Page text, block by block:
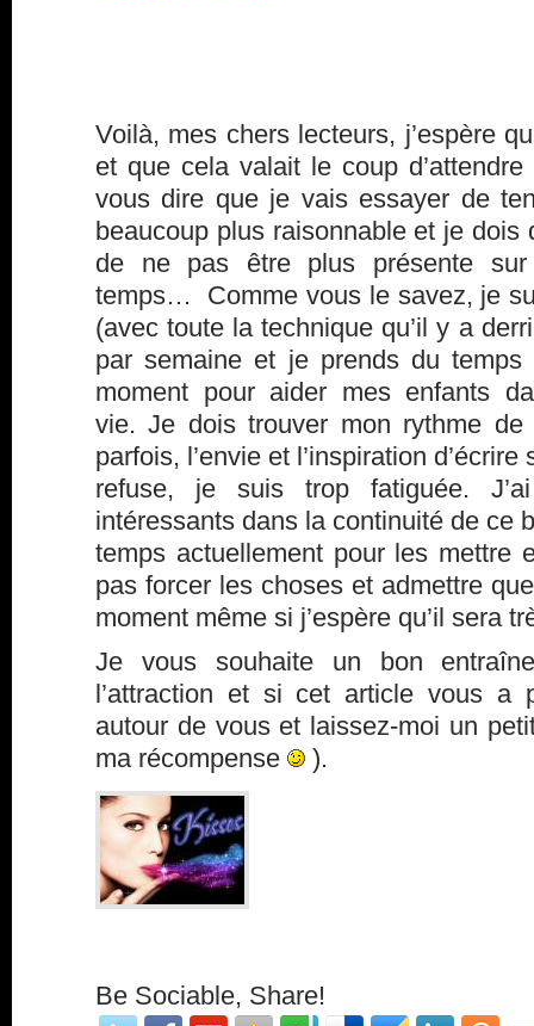
Voilà, mes chers lecteurs, j’espère
et que cela valait le coup
vous dire que je vais essayer de
beaucoup plus raisonnable et je dois
de ne pas être plus présente
temps… Comme vous le savez, je
(avec toute la technique qu’il y a
par semaine et je prends du temps
moment pour aider mes enfants
vie. Je dois trouver mon rythme de
parfois, l’envie et l’inspiration
refuse, je suis trop fatiguée.
intéressants dans la continuité de ce
temps actuellement pour les mettre
pas forcer les choses et admettre
moment même si j’espère qu’il sera
Je vous souhaite un bon
l’attraction et si cet article vous a
autour de vous et laissez-moi un
ma récompense
).
Be Sociable, Share!